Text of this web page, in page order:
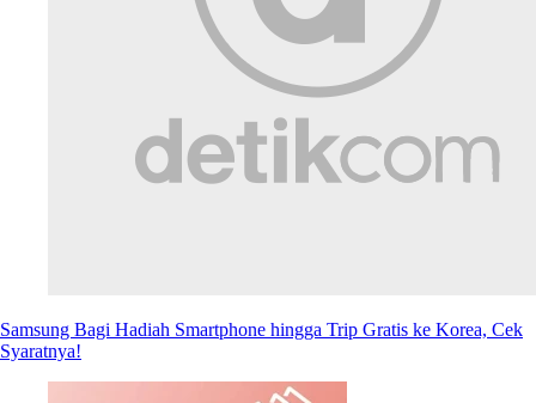
Samsung Bagi Hadiah Smartphone hingga Trip Gratis ke Korea, Cek
Syaratnya!